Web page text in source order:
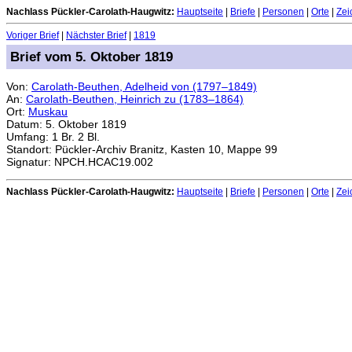
Nachlass Pückler-Carolath-Haugwitz: Hauptseite Briefe Personen Orte
Voriger Brief| Nächster Brief| 1819
Brief vom 5. Oktober 1819
Von: Carolath-Beuthen, Adelheid von (1797–1849)
An: Carolath-Beuthen, Heinrich zu (1783–1864)
Ort: Muskau
Datum: 5. Oktober 1819
Umfang: 1 Br. 2 Bl.
Standort: Pückler-Archiv Branitz, Kasten 10, Mappe 99
Signatur: NPCH.HCAC19.002
Nachlass Pückler-Carolath-Haugwitz: Hauptseite Briefe Personen Orte